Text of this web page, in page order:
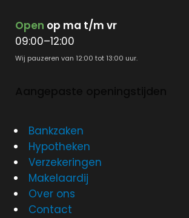
Open op ma t/m vr
09:00–12:00
Wij pauzeren van 12:00 tot 13:00 uur.
Bankzaken
Hypotheken
Verzekeringen
Makelaardij
Over ons
Contact